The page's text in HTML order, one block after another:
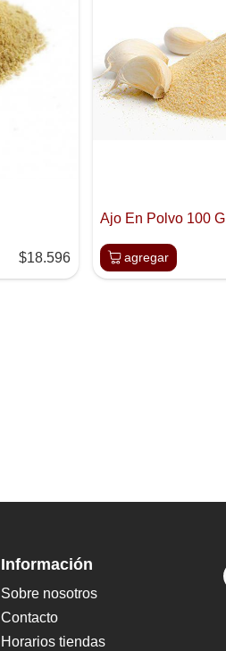
$18.596
Ajo En Polvo 100 G
agregar
Información
Sobre nosotros
Contacto
Horarios tiendas